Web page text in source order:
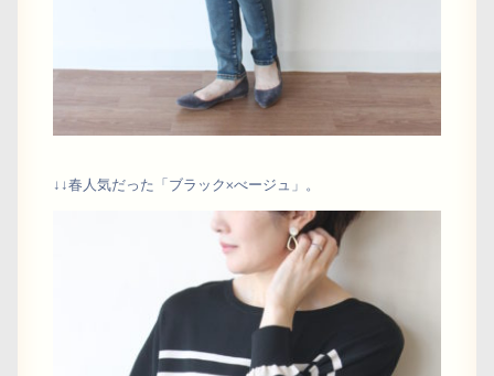
↓↓春人気だった「ブラック×べージュ」。